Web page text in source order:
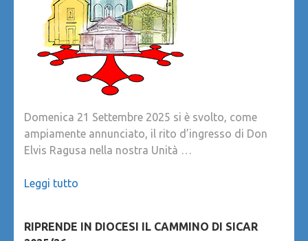
Domenica 21 Settembre 2025 si è svolto, come
ampiamente annunciato, il rito d’ingresso di Don
Elvis Ragusa nella nostra Unità …
Leggi tutto
RIPRENDE IN DIOCESI IL CAMMINO DI SICAR